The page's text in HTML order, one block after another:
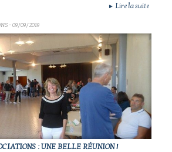
► Lire la suite
- 09/09/2019
: UNE BELLE RÉUNION !